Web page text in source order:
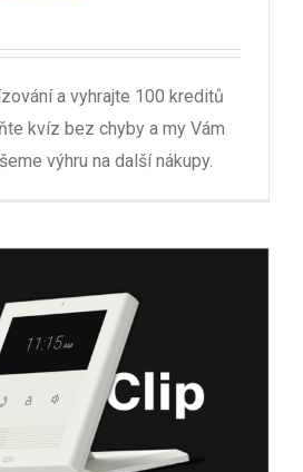
a vyhrajte 100 kreditů
kvíz bez chyby a my Vám
výhru na další nákupy.